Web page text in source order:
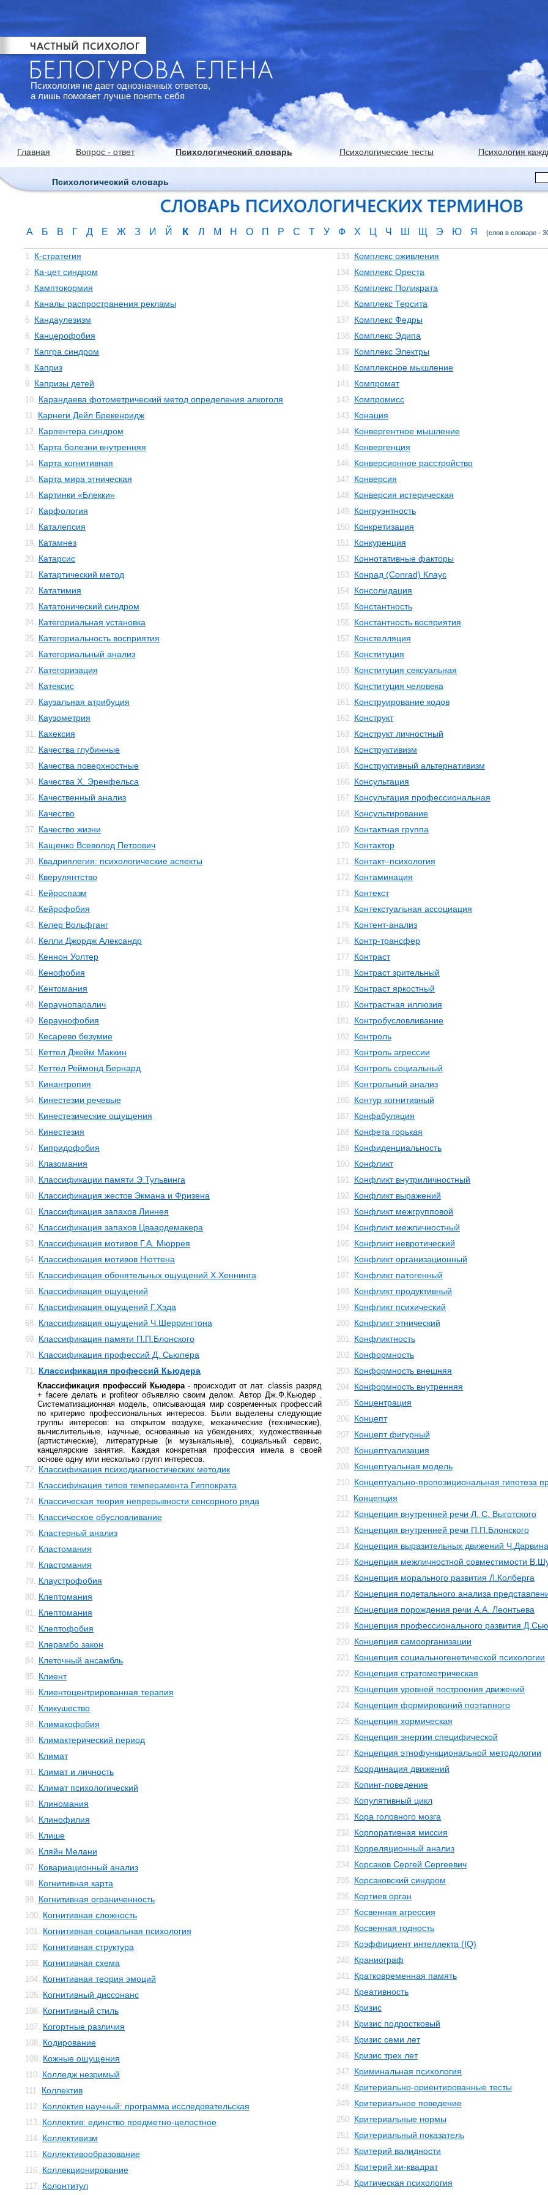
Психология не дает однозначных ответов,
а лишь помогает лучше понять себя
Главная Вопрос - ответ Психологический словарь Психологические тесты Психология
Психологический словарь
А Б В Г Д Е Ж З И Й К Л М Н О П Р С Т У Ф Х Ц Ч Ш Щ Э Ю Я (слов в словаре -
1. К-стратегия
2. Ка-цет синдром
3. Камптокормия
4. Каналы распространения рекламы
5. Кандаулезизм
6. Канцерофобия
7. Капгра синдром
8. Каприз
9. Капризы детей
10. Карандаева фотометрический метод определения алкоголя
11. Карнеги Дейл Брекенридж
12. Карпентера синдром
13. Карта болезни внутренняя
14. Карта когнитивная
15. Карта мира этническая
16. Картинки «Блекки»
17. Карфология
18. Каталепсия
19. Катамнез
20. Катарсис
21. Катартический метод
22. Кататимия
23. Кататонический синдром
24. Категориальная установка
25. Категориальность восприятия
26. Категориальный анализ
27. Категоризация
28. Катексис
29. Каузальная атрибуция
30. Каузометрия
31. Кахексия
32. Качества глубинные
33. Качества поверхностные
34. Качества Х. Эренфельса
35. Качественный анализ
36. Качество
37. Качество жизни
38. Кащенко Всеволод Петрович
39. Квадриплегия: психологические аспекты
40. Кверулянтство
41. Кейроспазм
42. Кейрофобия
43. Келер Вольфганг
44. Келли Джордж Александр
45. Кеннон Уолтер
46. Кенофобия
47. Кентомания
48. Кераунопаралич
49. Кераунофобия
50. Кесарево безумие
51. Кеттел Джейм Маккин
52. Кеттел Реймонд Бернард
53. Кинантропия
54. Кинестезии речевые
55. Кинестезические ощущения
56. Кинестезия
57. Кипридофобия
58. Клазомания
59. Классификации памяти Э.Тульвинга
60. Классификация жестов Экмана и Фризена
61. Классификация запахов Линнея
62. Классификация запахов Цваардемакера
63. Классификация мотивов Г.А. Мюррея
64. Классификация мотивов Нюттена
65. Классификация обонятельных ощущений Х.Хеннинга
66. Классификация ощущений
67. Классификация ощущений Г.Хэда
68. Классификация ощущений Ч.Шеррингтона
69. Классификация памяти П.П.Блонского
70. Классификация профессий Д. Сьюпера
71. Классификация профессий Кьюдера
Классификация профессий Кьюдера- происходит от лат. classis разряд
+ facere делать и profiteor объявляю своим делом. Автор Дж.Ф.Кьюдер .
Систематизационная модель, описывающая мир современных профессий
по критерию профессиональных интересов. Были выделены следующие
группы интересов: на открытом воздухе, механические (технические),
вычислительные, научные, основанные на убеждениях, художественные
(артистические), литературные (и музыкальные), социальный сервис,
канцелярские занятия. Каждая конкретная профессия имела в своей
основе одну или несколько групп интересов.
72. Классификация психодиагностических методик
73. Классификация типов темперамента Гиппократа
74. Классическая теория непрерывности сенсорного ряда
75. Классическое обусловливание
76. Кластерный анализ
77. Кластомания
78. Кластомания
79. Клаустрофобия
80. Клептомания
81. Клептомания
82. Клептофобия
83. Клерамбо закон
84. Клеточный ансамбль
85. Клиент
86. Клиентоцентрированная терапия
87. Кликушество
88. Климакофобия
89. Климактерический период
90. Климат
91. Климат и личность
92. Климат психологический
93. Клиномания
94. Клинофилия
95. Клише
96. Кляйн Мелани
97. Ковариационный анализ
98. Когнитивная карта
99. Когнитивная ограниченность
100. Когнитивная сложность
101. Когнитивная социальная психология
102. Когнитивная структура
103. Когнитивная схема
104. Когнитивная теория эмоций
105. Когнитивный диссонанс
106. Когнитивный стиль
107. Когортные различия
108. Кодирование
109. Кожные ощущения
110. Колледж незримый
111. Коллектив
112. Коллектив научный: программа исследовательская
113. Коллектив: единство предметно-целостное
114. Коллективизм
115. Коллективообразование
116. Коллекционирование
117. Колонтитул
133. Комплекс оживления
134. Комплекс Ореста
135. Комплекс Поликрата
136. Комплекс Терсита
137. Комплекс Федры
138. Комплекс Эдипа
139. Комплекс Электры
140. Комплексное мышление
141. Компромат
142. Компромисс
143. Конация
144. Конвергентное мышление
145. Конвергенция
146. Конверсионное расстройство
147. Конверсия
148. Конверсия истерическая
149. Конгруэнтность
150. Конкретизация
151. Конкуренция
152. Коннотативные факторы
153. Конрад (Conrad) Клаус
154. Консолидация
155. Константность
156. Константность восприятия
157. Констелляция
158. Конституция
159. Конституция сексуальная
160. Конституция человека
161. Конструирование кодов
162. Конструкт
163. Конструкт личностный
164. Конструктивизм
165. Конструктивный альтернативизм
166. Консультация
167. Консультация профессиональная
168. Консультирование
169. Контактная группа
170. Контактор
171. Контакт–психология
172. Контаминация
173. Контекст
174. Контекстуальная ассоциация
175. Контент-анализ
176. Контр-трансфер
177. Контраст
178. Контраст зрительный
179. Контраст яркостный
180. Контрастная иллюзия
181. Контробусловливание
182. Контроль
183. Контроль агрессии
184. Контроль социальный
185. Контрольный анализ
186. Контур когнитивный
187. Конфабуляция
188. Конфета горькая
189. Конфиденциальность
190. Конфликт
191. Конфликт внутриличностный
192. Конфликт выражений
193. Конфликт межгрупповой
194. Конфликт межличностный
195. Конфликт невротический
196. Конфликт организационный
197. Конфликт патогенный
198. Конфликт продуктивный
199. Конфликт психический
200. Конфликт этнический
201. Конфликтность
202. Конформность
203. Конформность внешняя
204. Конформность внутренняя
205. Концентрация
206. Концепт
207. Концепт фигурный
208. Концептуализация
209. Концептуальная модель
210. Концептуально-пропозициональная гипотеза
211. Концепция
212. Концепция внутренней речи Л. С. Выготского
213. Концепция внутренней речи П.П.Блонского
214. Концепция выразительных движений Ч.Дарвина
215. Концепция межличностной совместимости
216. Концепция морального развития Л.Колберга
217. Концепция подетального анализа
218. Концепция порождения речи А.А. Леонтьева
219. Концепция профессионального развития
220. Концепция самоорганизации
221. Концепция социальногенетической психологии
222. Концепция стратометрическая
223. Концепция уровней построения движений
224. Концепция формирований поэтапного
225. Концепция хормическая
226. Концепция энергии специфической
227. Концепция этнофункциональной методологии
228. Координация движений
229. Копинг-поведение
230. Копулятивный цикл
231. Кора головного мозга
232. Корпоративная миссия
233. Корреляционный анализ
234. Корсаков Сергей Сергеевич
235. Корсаковский синдром
236. Кортиев орган
237. Косвенная агрессия
238. Косвенная годность
239. Коэффициент интеллекта (IQ)
240. Краниограф
241. Кратковременная память
242. Креативность
243. Кризис
244. Кризис подростковый
245. Кризис семи лет
246. Кризис трех лет
247. Криминальная психология
248. Критериально-ориентированные тесты
249. Критериальное поведение
250. Критериальные нормы
251. Критериальный показатель
252. Критерий валидности
253. Критерий хи-квадрат
254. Критическая психология